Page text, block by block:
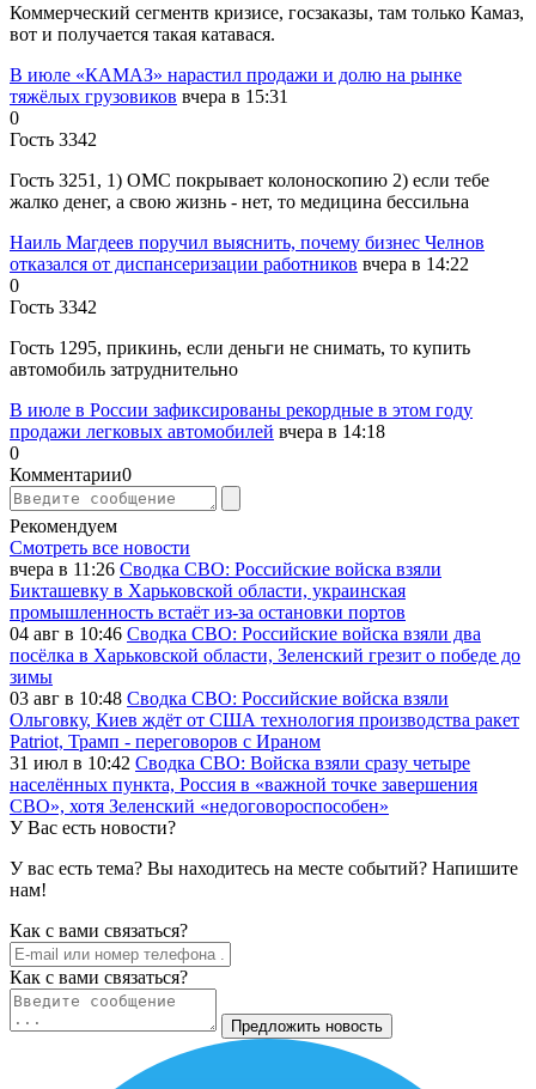
Коммерческий сегментв кризисе, госзаказы, там только Камаз,
вот и получается такая катавася.
В июле «КАМАЗ» нарастил продажи и долю на рынке
тяжёлых грузовиков вчера в 15:31
0
Гость 3342
Гость 3251, 1) ОМС покрывает колоноскопию 2) если тебе
жалко денег, а свою жизнь - нет, то медицина бессильна
Наиль Магдеев поручил выяснить, почему бизнес Челнов
отказался от диспансеризации работников вчера в 14:22
0
Гость 3342
Гость 1295, прикинь, если деньги не снимать, то купить
автомобиль затруднительно
В июле в России зафиксированы рекордные в этом году
продажи легковых автомобилей вчера в 14:18
0
Комментарии0
Рекомендуем
Смотреть все новости
вчера в 11:26 Сводка СВО: Российские войска взяли
Бикташевку в Харьковской области, украинская
промышленность встаёт из-за остановки портов
04 авг в 10:46 Сводка СВО: Российские войска взяли два
посёлка в Харьковской области, Зеленский грезит о победе до
зимы
03 авг в 10:48 Сводка СВО: Российские войска взяли
Ольговку, Киев ждёт от США технология производства ракет
Patriot, Трамп - переговоров с Ираном
31 июл в 10:42 Сводка СВО: Войска взяли сразу четыре
населённых пункта, Россия в «важной точке завершения
СВО», хотя Зеленский «недоговороспособен»
У Вас есть новости?
У вас есть тема? Вы находитесь на месте событий? Напишите
нам!
Как c вами связаться?
Как c вами связаться?
Предложить новость